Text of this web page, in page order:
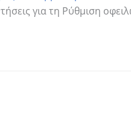
για τη Ρύθμιση